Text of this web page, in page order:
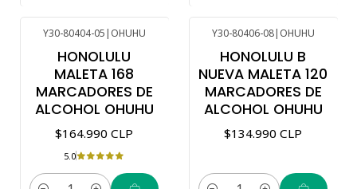
Y30-80404-05| OHUHU
HONOLULU
MALETA 168
MARCADORES DE
ALCOHOL OHUHU
$164.990 CLP
5.0
Y30-80406-08| OHUHU
HONOLULU B
NUEVA MALETA 120
MARCADORES DE
ALCOHOL OHUHU
$134.990 CLP